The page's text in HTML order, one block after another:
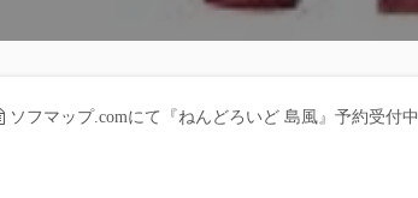
ソフマップ.comにて『ねんどろいど 島風』予約受付中